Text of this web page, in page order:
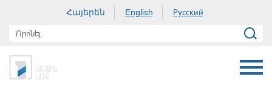
Հայերեն English Русский